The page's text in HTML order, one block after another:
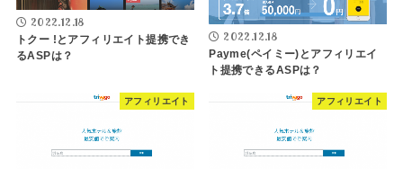
2022.12.18
トクー !とアフィリエイト提携でき
るASPは？
2022.12.18
Payme(ペイミー)とアフィリエイ
ト提携できるASPは？
アフィリエイト アフィリエイト